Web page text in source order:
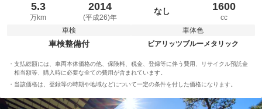
5.3
万km
2014
(平成26)年
なし 1600
cc
車検
車検整備付
車体色
ビアリッツブルーメタリック
支払総額には、車両本体価格の他、保険料、税金、登録等に伴う費用、リサイクル預託金
相当額等、購入時に必要な全ての費用が含まれています。
当該価格は、登録等の時期や地域などについて一定の条件を付した価格になります。